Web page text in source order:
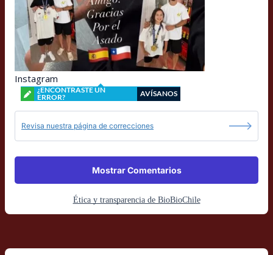
Instagram
¿ENCONTRASTE UN
ERROR?
AVÍSANOS
Revisa nuestra página de correcciones
Mostrar Comentarios
Ética y transparencia de BioBioChile